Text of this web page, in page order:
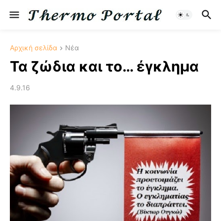
Αρχική σελίδα Νέα
Τα ζώδια και το… έγκλημα
4.9.16